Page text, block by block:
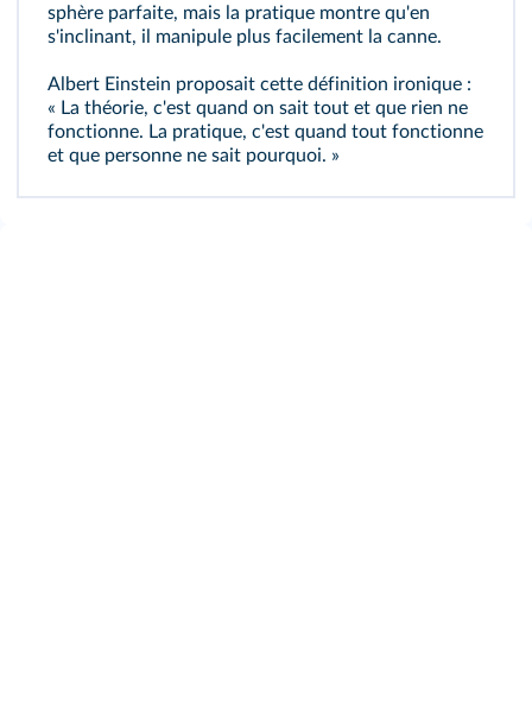
sphère parfaite, mais la pratique montre qu'en
s'inclinant, il manipule plus facilement la canne.
Albert Einstein proposait cette définition ironique :
« La théorie, c'est quand on sait tout et que rien ne
fonctionne. La pratique, c'est quand tout fonctionne
et que personne ne sait pourquoi. »